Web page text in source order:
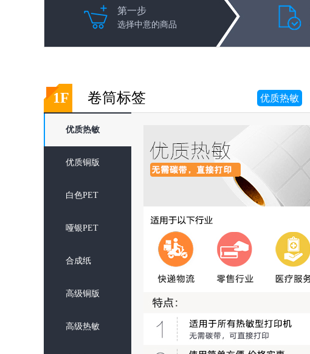
第一步
选择中意的商品
优质热敏
1F 卷筒标签
优质热敏
优质铜版
白色PET
哑银PET
合成纸
高级铜版
高级热敏